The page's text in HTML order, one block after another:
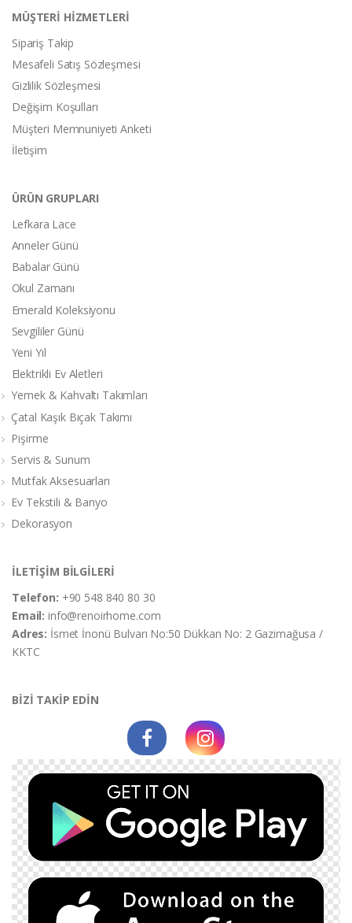
MÜŞTERİ HİZMETLERİ
Sipariş Takip
Mesafeli Satış Sözleşmesi
Gizlilik Sözleşmesi
Değişim Koşulları
Müşteri Memnuniyeti Anketi
İletişim
ÜRÜN GRUPLARI
Lefkara Lace
Anneler Günü
Babalar Günü
Okul Zamanı
Emerald Koleksiyonu
Sevgililer Günü
Yeni Yıl
Elektrikli Ev Aletleri
Yemek & Kahvaltı Takımları
Çatal Kaşık Bıçak Takımı
Pişirme
Servis & Sunum
Mutfak Aksesuarları
Ev Tekstili & Banyo
Dekorasyon
İLETİŞİM BİLGİLERİ
Telefon: +90 548 840 80 30
Email:info@renoirhome.com
Adres: İsmet İnonü Bulvarı No:50 Dükkan No: 2 Gazimağusa /
KKTC
BİZİ TAKİP EDİN